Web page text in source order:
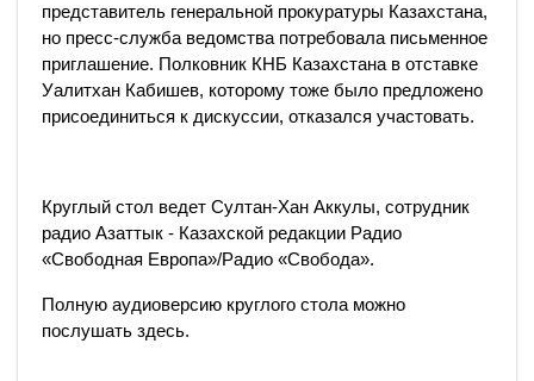
представитель генеральной прокуратуры Казахстана,
но пресс-служба ведомства потребовала письменное
приглашение. Полковник КНБ Казахстана в отставке
Уалитхан Кабишев, которому тоже было предложено
присоединиться к дискуссии, отказался участовать.
Круглый стол ведет Султан-Хан Аккулы, сотрудник
радио Азаттык - Казахской редакции Радио
«Cвободная Европа»/Радио «Свобода».
Полную аудиоверсию круглого стола можно
послушать здесь.